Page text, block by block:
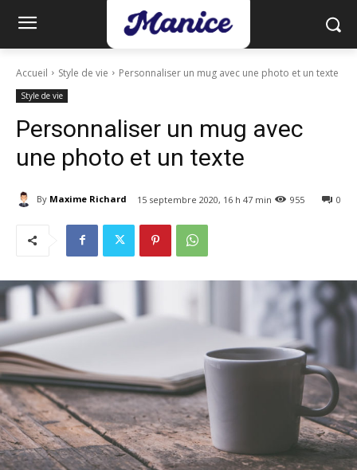
Accueil Style de vie Personnaliser un mug avec une photo et un texte
Style de vie
Personnaliser un mug avec
une photo et un texte
By Maxime Richard 15 septembre 2020, 16 h 47 min 0
955